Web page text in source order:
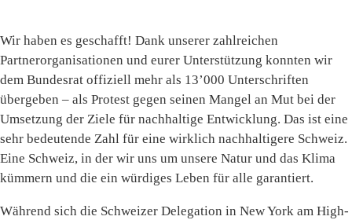
Wir haben es geschafft! Dank unserer zahlreichen
Partnerorganisationen und eurer Unterstützung konnten wir
dem Bundesrat offiziell mehr als 13’000 Unterschriften
übergeben – als Protest gegen seinen Mangel an Mut bei der
Umsetzung der Ziele für nachhaltige Entwicklung. Das ist eine
sehr bedeutende Zahl für eine wirklich nachhaltigere Schweiz.
Eine Schweiz, in der wir uns um unsere Natur und das Klima
kümmern und die ein würdiges Leben für alle garantiert.
Während sich die Schweizer Delegation in New York am High-